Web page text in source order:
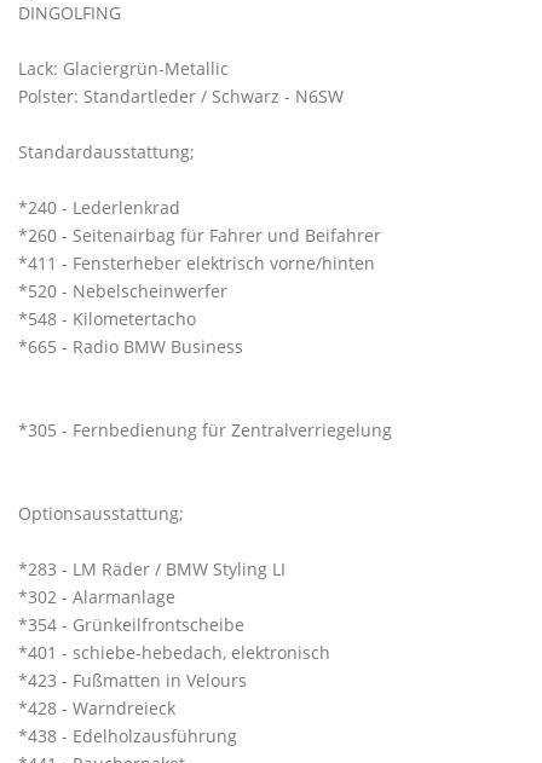
DINGOLFING
Lack: Glaciergrün-Metallic
Polster: Standartleder / Schwarz - N6SW
Standardausstattung;
*240 - Lederlenkrad
*260 - Seitenairbag für Fahrer und Beifahrer
*411 - Fensterheber elektrisch vorne/hinten
*520 - Nebelscheinwerfer
*548 - Kilometertacho
*665 - Radio BMW Business
*305 - Fernbedienung für Zentralverriegelung
Optionsausstattung;
*283 - LM Räder / BMW Styling LI
*302 - Alarmanlage
*354 - Grünkeilfrontscheibe
*401 - schiebe-hebedach, elektronisch
*423 - Fußmatten in Velours
*428 - Warndreieck
*438 - Edelholzausführung